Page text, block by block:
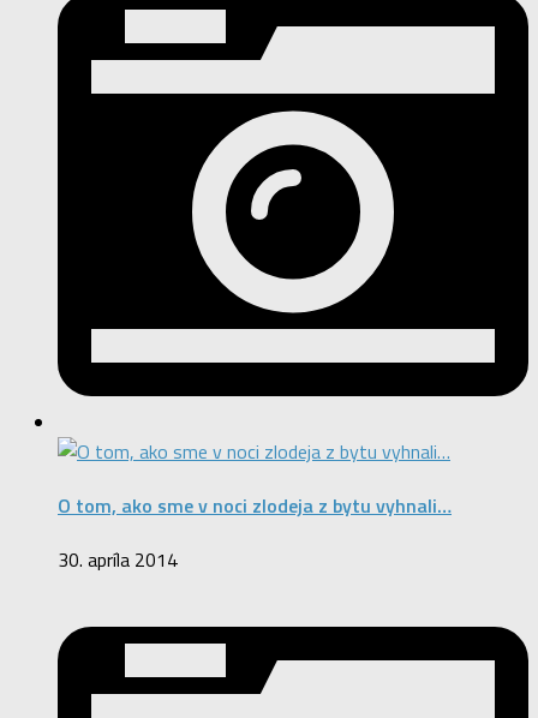
O tom, ako sme v noci zlodeja z bytu vyhnali…
30. apríla 2014